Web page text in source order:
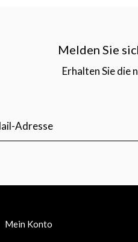
Melden Sie
Erhalten Sie die
Mein Konto